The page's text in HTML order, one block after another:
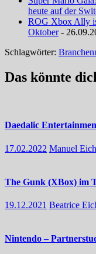
heute auf der
ROG Xbox Ally
Oktober-
Schlagwörter:
Das könnte
Daedalic
17.02.2022 Manuel
The Gunk (XBox) im
19.12.2021 Beatrice
Nintendo –